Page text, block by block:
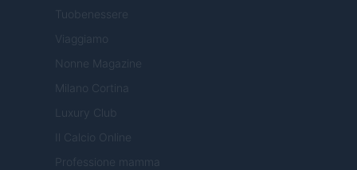
Tuobenessere
Viaggiamo
Nonne Magazine
Milano Cortina
Luxury Club
Il Calcio Online
Professione mamma